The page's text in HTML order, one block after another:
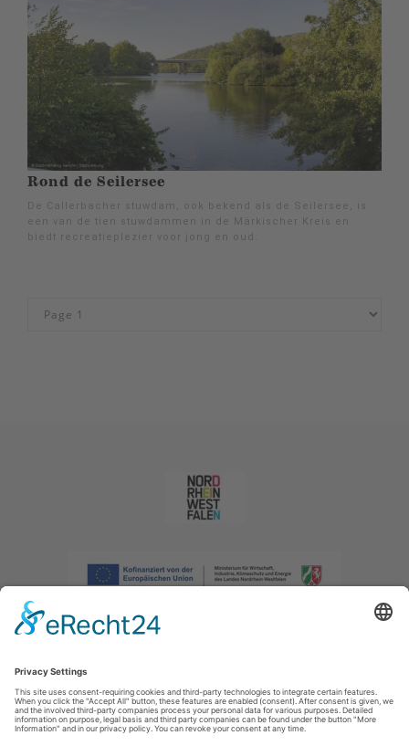
Rond de Seilersee
De Callerbacher stuwdam, ook bekend als de Seilersee, is
een van de tien stuwdammen in de Märkischer Kreis en
biedt recreatieplezier voor jong en oud.
Afdruk |Privacybeleid|Verklaring van toegankelijkheid